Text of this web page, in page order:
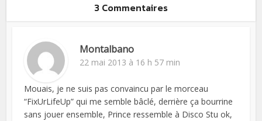
3 Commentaires
Montalbano
22 mai 2013 à 16 h 57 min
Mouais, je ne suis pas convaincu par le morceau
“FixUrLifeUp” qui me semble bâclé, derrière ça bourrine
sans jouer ensemble, Prince ressemble à Disco Stu ok,